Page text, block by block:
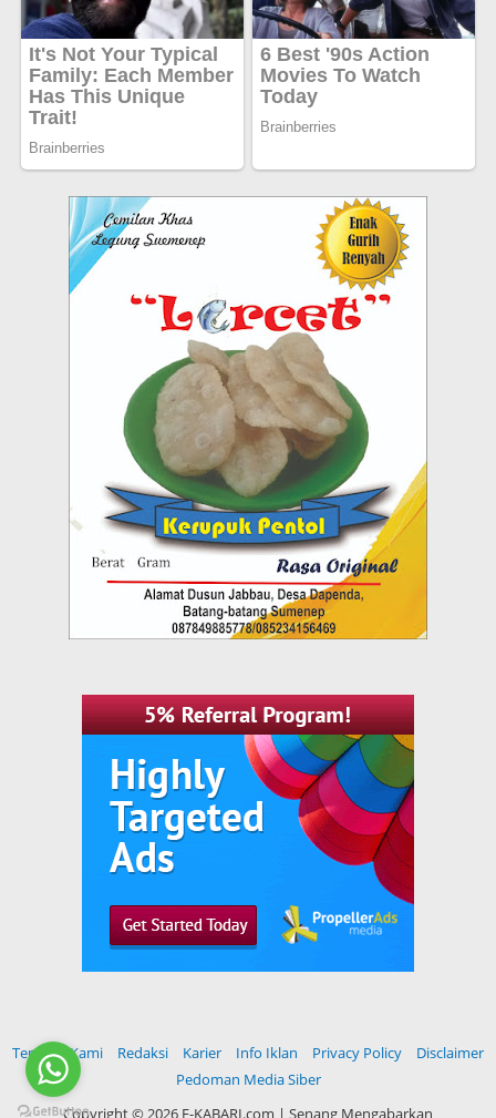
Tentang Kami Redaksi Karier Info Iklan Privacy Policy
Disclaimer
Pedoman Media Siber
Copyright © 2026 E-KABARI.com | Senang Mengabarkan